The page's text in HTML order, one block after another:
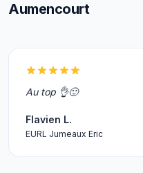
Aumencourt
Au top 👌🙂
Flavien L.
EURL Jumeaux Eric